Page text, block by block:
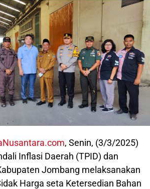
, Senin, (3/3/2025)
Inflasi Daerah (TPID) dan
Jombang melaksanakan
Harga seta Ketersedian Bahan